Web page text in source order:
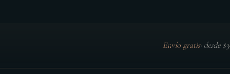
Envío gratis· desde